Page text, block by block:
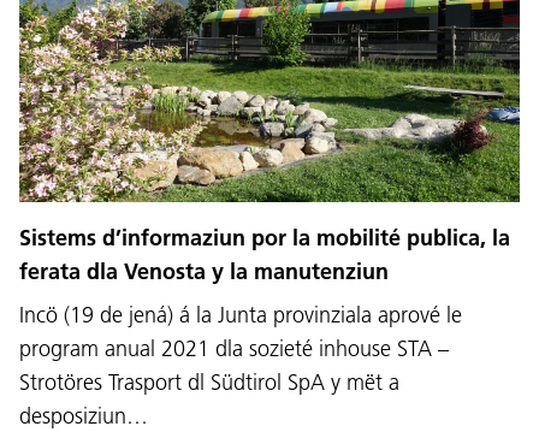
Sistems d’informaziun por la mobilité publica, la
ferata dla Venosta y la manutenziun
Incö (19 de jená) á la Junta provinziala aprové le
program anual 2021 dla sozieté inhouse STA –
Strotöres Trasport dl Südtirol SpA y mët a
desposiziun…